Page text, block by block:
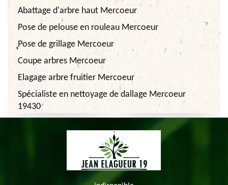
Abattage d'arbre haut Mercoeur
Pose de pelouse en rouleau Mercoeur
Pose de grillage Mercoeur
Coupe arbres Mercoeur
Elagage arbre fruitier Mercoeur
Spécialiste en nettoyage de dallage Mercoeur
19430